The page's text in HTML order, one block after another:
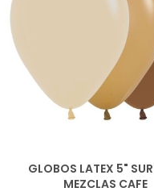
GLOBOS LATEX 5"
MEZCLAS CAFE